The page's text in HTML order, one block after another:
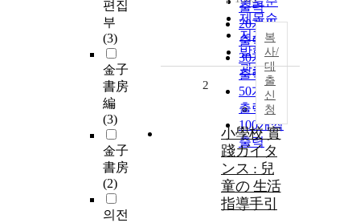
편집
부
(3)
金子
書房
編
(3)
金子
書房
(2)
의전
제목순
저자순
발행기
관순
출력
20개씩
출력
30개씩
출력
50개씩
출력
100개씩
출력
복
사/
대
출
신
청
2
小學校 實
踐ガイタ
ンス : 兒
童の 生活
指導手引